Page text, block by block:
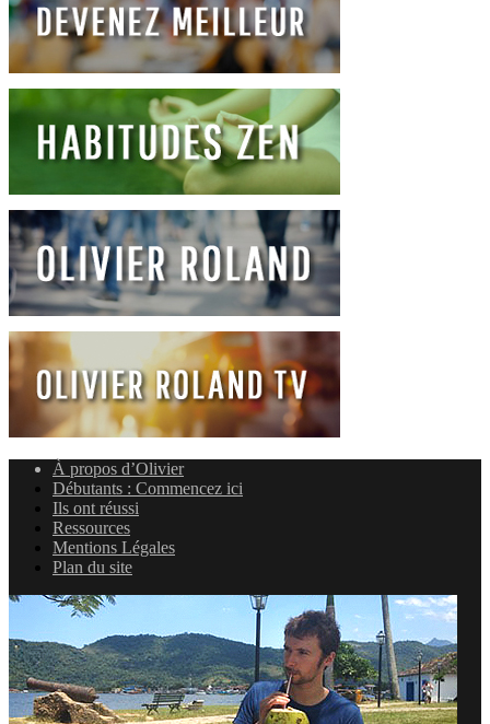
À propos d’Olivier
Débutants : Commencez ici
Ils ont réussi
Ressources
Mentions Légales
Plan du site